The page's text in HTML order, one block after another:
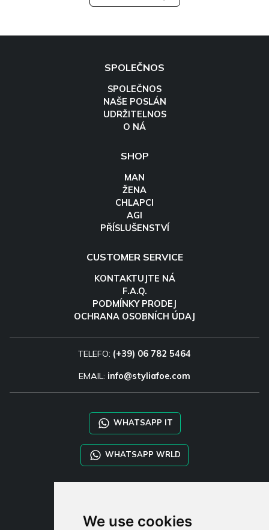
We use cookies
SPOLEČNOS
SPOLEČNOS
NAŠE POSLÁN
UDRŽITELNOS
O NÁ
SHOP
MAN
ŽENA
CHLAPCI
AGI
PŘÍSLUŠENSTVÍ
CUSTOMER SERVICE
KONTAKTUJTE NÁ
F.A.Q.
PODMÍNKY PRODEJ
OCHRANA OSOBNÍCH ÚDAJ
TELEFO: (+39) 06 782 5464
EMAIL: info@styliafoe.com
WHATSAPP IT
WHATSAPP WRLD
TAYLOR MADE ORDERS